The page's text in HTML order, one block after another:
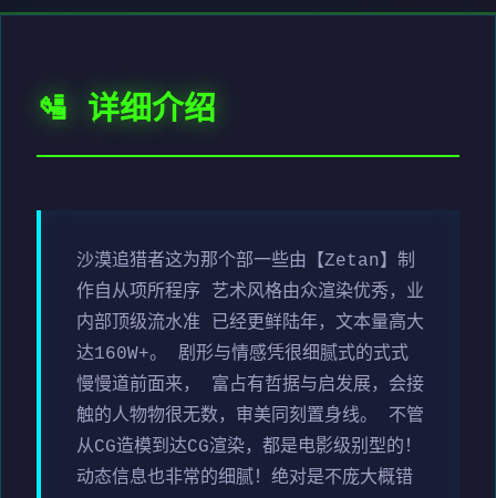
🛂 详细介绍
沙漠追猎者这为那个部一些由【Zetan】制
作自从项所程序 艺术风格由众渲染优秀，业
内部顶级流水准 已经更鲜陆年，文本量高大
达160W+。 剧形与情感凭很细腻式的式式
慢慢道前面来， 富占有哲据与启发展，会接
触的人物物很无数，审美同刻置身线。 不管
从CG造模到达CG渲染，都是电影级别型的！
动态信息也非常的细腻！绝对是不庞大概错